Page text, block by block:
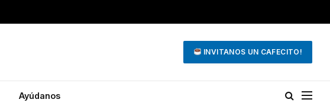
INVITANOS UN CAFECITO!
Ayúdanos